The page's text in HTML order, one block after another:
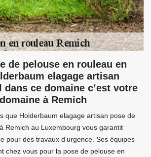
de pelouse en rouleau en
elagage artisan
ce domaine c’est votre
à Remich
que Holderbaum elagage artisan pose de
Remich au Luxembourg vous garantit
pour des travaux d’urgence. Ses équipes
chez vous pour la pose de pelouse en